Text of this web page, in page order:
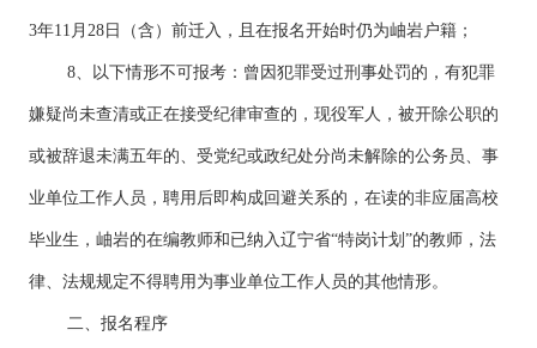
3年11月28日（含）前迁入，且在报名开始时仍为岫岩户籍；
8、以下情形不可报考：曾因犯罪受过刑事处罚的，有犯罪
嫌疑尚未查清或正在接受纪律审查的，现役军人，被开除公职的
或被辞退未满五年的、受党纪或政纪处分尚未解除的公务员、事
业单位工作人员，聘用后即构成回避关系的，在读的非应届高校
毕业生，岫岩的在编教师和已纳入辽宁省“特岗计划”的教师，法
律、法规规定不得聘用为事业单位工作人员的其他情形。
二、报名程序